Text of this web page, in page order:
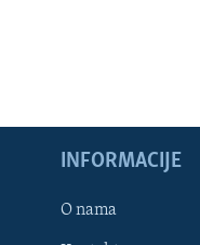
Learning English
INFORMACIJE
O nama